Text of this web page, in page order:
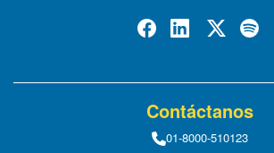
Contáctanos
01-8000-510123